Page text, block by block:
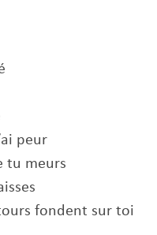
peur
tu meurs
fondent sur toi